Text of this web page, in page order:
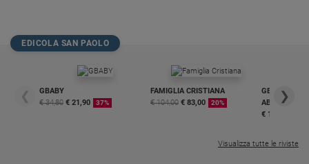
Policy
siamo
EDICOLA SAN PAOLO
❮
GBABY
€ 34,80 € 21,90 37%
FAMIGLIA CRISTIANA
€ 104,00 € 83,00 20%
GBABY
€ 16,99
❯
Visualizza tutte le riviste